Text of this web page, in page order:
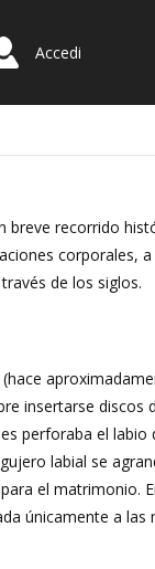
Accedi
breve recorrido
corporales, a
de los siglos.
insertarse discos
perforaba el labio
labial se
el matrimonio.
únicamente a las